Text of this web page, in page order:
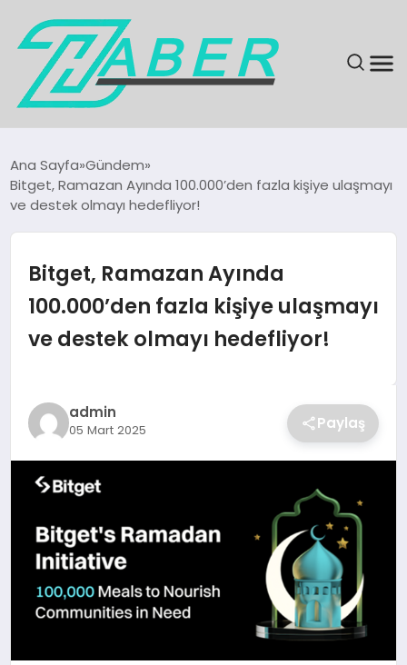
GÜNDEM
MAGAZIN
EĞITIM
SAĞLIK
SPOR
TEKNOLOJI
Ana Sayfa Gündem
Bitget, Ramazan Ayında 100.000’den fazla kişiye ulaşmayı
ve destek olmayı hedefliyor!
Bitget, Ramazan Ayında
100.000’den fazla kişiye ulaşmayı
ve destek olmayı hedefliyor!
admin
05 Mart 2025 Paylaş